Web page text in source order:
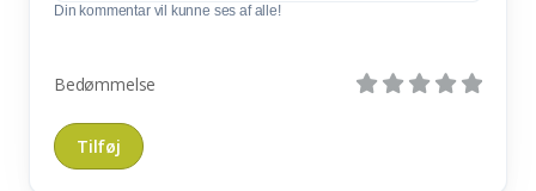
Din kommentar vil kunne ses af alle!
Bedømmelse